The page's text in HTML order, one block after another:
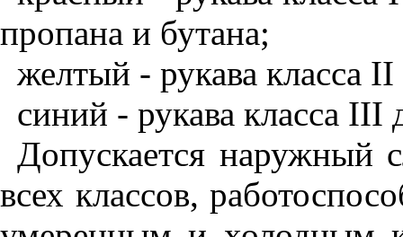
пропана и бутана;
желтый - рукава класса II
синий - рукава класса III
Допускается наружный
всех классов,